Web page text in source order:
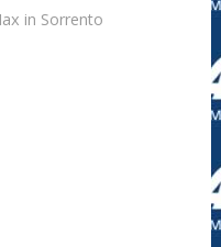
in Sorrento